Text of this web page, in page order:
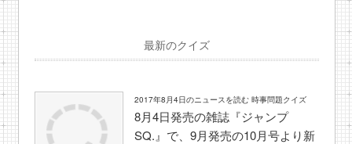
最新のクイズ
2017年8月4日のニュースを読む 時事問題クイズ
8月4日発売の雑誌『ジャンプ
SQ.』で、9月発売の10月号より新